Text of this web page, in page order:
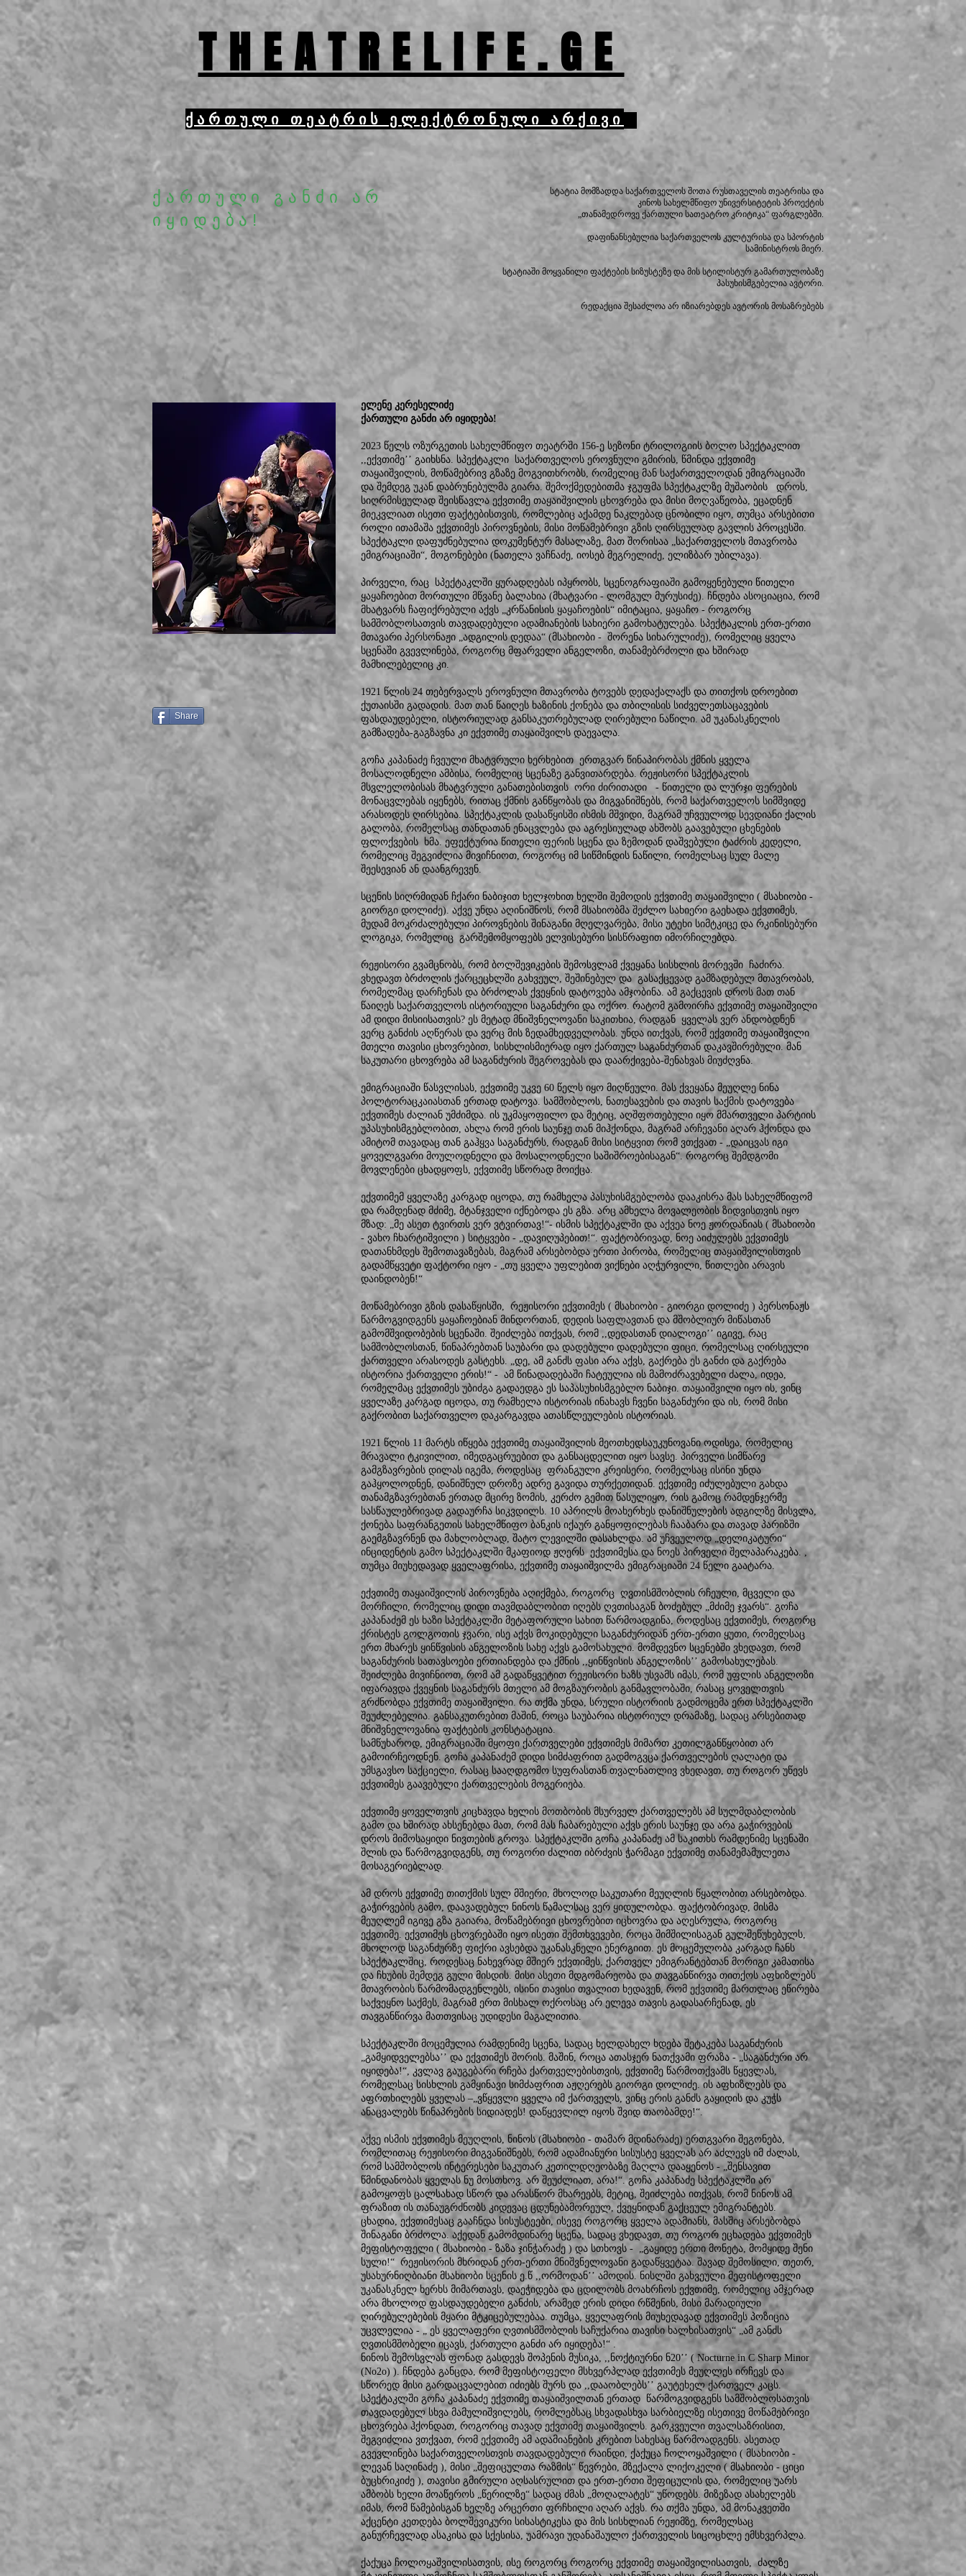
THEATRELIFE.GE
ქართული თეატრის ელექტრონული არქივი
ქართული განძი არ
იყიდება!
სტატია მომზადდა საქართველოს შოთა რუსთაველის თეატრისა და
კინოს სახელმწიფო უნივერსიტეტის პროექტის
„თანამედროვე ქართული სათეატრო კრიტიკა“ ფარგლებში.
დაფინანსებულია საქართველოს კულტურისა და სპორტის
სამინისტროს მიერ.
სტატიაში მოყვანილი ფაქტების სიზუსტეზე და მის სტილისტურ გამართულობაზე
პასუხისმგებელია ავტორი.
რედაქცია შესაძლოა არ იზიარებდეს ავტორის მოსაზრებებს
Share
ელენე კერესელიძე
ქართული განძი არ იყიდება!
2023 წელს ოზურგეთის სახელმწიფო თეატრში 156-ე სეზონი ტრილოგიის ბოლო სპექტაკლით
,,ექვთიმე’’ გაიხსნა. სპექტაკლი საქართველოს ეროვნული გმირის, წმინდა ექვთიმე
თაყაიშვილის, მოწამებრივ გზაზე მოგვითხრობს, რომელიც მან საქართველოდან ემიგრაციაში
და შემდეგ უკან დაბრუნებულმა გიარა. შემოქმედებითმა ჯგუფმა სპექტაკლზე მუშაობის დროს,
სიღრმისეულად შეისწავლა ექვთიმე თაყაიშვილის ცხოვრება და მისი მოღვაწეობა, ეცადნენ
მიეკვლიათ ისეთი ფაქტებისთვის, რომლებიც აქამდე ნაკლებად ცნობილი იყო, თუმცა არსებითი
როლი ითამაშა ექვთიმეს პიროვნების, მისი მოწამებრივი გზის ღირსეულად გავლის პროცესში.
სპექტაკლი დაფუძნებულია დოკუმენტურ მასალაზე, მათ შორისაა „საქართველოს მთავრობა
ემიგრაციაში“, მოგონებები (ნათელა ვაჩნაძე, იოსებ მეგრელიძე, ელიზბარ უბილავა).
პირველი, რაც სპექტაკლში ყურადღებას იპყრობს, სცენოგრაფიაში გამოყენებული წითელი
ყაყაჩოებით მორთული მწვანე ბალახია (მხატვარი - ლომგულ მურუსიძე). ჩნდება ასოციაცია, რომ
მხატვარს ჩაფიქრებული აქვს „კრწანისის ყაყაჩოების“ იმიტაცია, ყაყაჩო - როგორც
სამშობლოსათვის თავდადებული ადამიანების სახიერი გამოხატულება. სპექტაკლის ერთ-ერთი
მთავარი პერსონაჟი „ადგილის დედაა“ (მსახიობი - შორენა სიხარულიძე), რომელიც ყველა
სცენაში გვევლინება, როგორც მფარველი ანგელოზი, თანამებრძოლი და ხშირად
მამხილებელიც კი.
1921 წლის 24 თებერვალს ეროვნული მთავრობა ტოვებს დედაქალაქს და თითქოს დროებით
ქუთაისში გადადის. მათ თან წაიღეს ხაზინის ქონება და თბილისის სიძველეთსაცავების
ფასდაუდებელი, ისტორიულად განსაკუთრებულად ღირებული ნაწილი. ამ უკანასკნელის
გამზადება-გაგზავნა კი ექვთიმე თაყაიშვილს დაევალა.
გოჩა კაპანაძე ჩვეული მხატვრული ხერხებით ერთგვარ წინაპირობას ქმნის ყველა
მოსალოდნელი ამბისა, რომელიც სცენაზე განვითარდება. რეჟისორი სპექტაკლის
მსვლელობისას მხატვრული განათებისთვის ორი ძირითადი - წითელი და ლურჯი ფერების
მონაცვლებას იყენებს, რითაც ქმნის განწყობას და მიგვანიშნებს, რომ საქართველოს სიმშვიდე
არასოდეს ღირსებია. სპექტაკლის დასაწყისში ისმის მშვიდი, მაგრამ უჩვეულოდ სევდიანი ქალის
გალობა, რომელსაც თანდათან ენაცვლება და აგრესიულად ახშობს გაავებული ცხენების
ფლოქვების ხმა. ეფექტურია წითელი ფერის სცენა და ზემოდან დაშვებული ტაძრის კედელი,
რომელიც შეგვიძლია მივიჩნიოთ, როგორც იმ სიწმინდის ნაწილი, რომელსაც სულ მალე
შეესევიან ან დაანგრევენ.
სცენის სიღრმიდან ჩქარი ნაბიჯით ხელჯოხით ხელში შემოდის ექვთიმე თაყაიშვილი ( მსახიობი -
გიორგი დოლიძე). აქვე უნდა აღინიშნოს, რომ მსახიობმა შეძლო სახიერი გაეხადა ექვთიმეს,
მუდამ მოკრძალებული პიროვნების შინაგანი მღელვარება, მისი უტეხი სიმტკიცე და რკინისებური
ლოგიკა, რომელიც გარშემომყოფებს ელვისებური სისწრაფით იმორჩილებდა.
რეჟისორი გვამცნობს, რომ ბოლშევიკების შემოსვლამ ქვეყანა სისხლის მორევში ჩაძირა.
ვხედავთ ბრძოლის ქარცეცხლში გახვეულ, შეშინებულ და გასაქცევად გამზადებულ მთავრობას,
რომელმაც დარჩენას და ბრძოლას ქვეყნის დატოვება ამჯობინა. ამ გაქცევის დროს მათ თან
წაიღეს საქართველოს ისტორიული საგანძური და ოქრო. რატომ გამოირჩა ექვთიმე თაყაიშვილი
ამ დიდი მისიისათვის? ეს მეტად მნიშვნელოვანი საკითხია, რადგან ყველას ვერ ანდობდნენ
ვერც განძის აღწერას და ვერც მის ზედამხედველობას. უნდა ითქვას, რომ ექვთიმე თაყაიშვილი
მთელი თავისი ცხოვრებით, სისხლისმიერად იყო ქართულ საგანძურთან დაკავშირებული. მან
საკუთარი ცხოვრება ამ საგანძურის შეგროვებას და დაარქივება-შენახვას მიუძღვნა.
ემიგრაციაში წასვლისას, ექვთიმე უკვე 60 წელს იყო მიღწეული. მას ქვეყანა მეუღლე ნინა
პოლტორაცკაიასთან ერთად დატოვა. სამშობლოს, ნათესავების და თავის საქმის დატოვება
ექვთიმეს ძალიან უმძიმდა. ის უკმაყოფილო და მეტიც, აღშფოთებული იყო მმართველი პარტიის
უპასუხისმგებლობით, ახლა რომ ერის საუნჯე თან მიჰქონდა, მაგრამ არჩევანი აღარ ჰქონდა და
ამიტომ თავადაც თან გაჰყვა საგანძურს, რადგან მისი სიტყვით რომ ვთქვათ - „დაიცვას იგი
ყოველგვარი მოულოდნელი და მოსალოდნელი საშიშროებისაგან“. როგორც შემდგომი
მოვლენები ცხადყოფს, ექვთიმე სწორად მოიქცა.
ექვთიმემ ყველაზე კარგად იცოდა, თუ რამხელა პასუხისმგებლობა დააკისრა მას სახელმწიფომ
და რამდენად მძიმე, მტანჯველი იქნებოდა ეს გზა. არც ამხელა მოვალეობის ზიდვისთვის იყო
მზად: „მე ასეთ ტვირთს ვერ ვტვირთავ!“- ისმის სპექტაკლში და აქვეა ნოე ჟორდანიას ( მსახიობი
- ვახო ჩხარტიშვილი ) სიტყვები - „დავიღუპებით!“. ფაქტობრივად, ნოე აიძულებს ექვთიმეს
დათანხმდეს შემოთავაზებას, მაგრამ არსებობდა ერთი პირობა, რომელიც თაყაიშვილისთვის
გადამწყვეტი ფაქტორი იყო - „თუ ყველა უფლებით ვიქნები აღჭურვილი, წითლები არავის
დაინდობენ!“
მოწამებრივი გზის დასაწყისში, რეჟისორი ექვთიმეს ( მსახიობი - გიორგი დოლიძე ) პერსონაჟს
წარმოგვიდგენს ყაყაჩოებიან მინდორთან, დედის საფლავთან და მშობლიურ მიწასთან
გამომშვიდობების სცენაში. შეიძლება ითქვას, რომ ,,დედასთან დიალოგი’’ იგივე, რაც
სამშობლოსთან, წინაპრებთან საუბარი და დადებული დადებული ფიცი, რომელსაც ღირსეული
ქართველი არასოდეს გასტეხს. „დე, ამ განძს ფასი არა აქვს, გაქრება ეს განძი და გაქრება
ისტორია ქართველი ერის!“ - ამ წინადადებაში ჩატეულია ის მამოძრავებელი ძალა, იდეა,
რომელმაც ექვთიმეს უბიძგა გადაედგა ეს საპასუხისმგებლო ნაბიჯი. თაყაიშვილი იყო ის, ვინც
ყველაზე კარგად იცოდა, თუ რამხელა ისტორიას ინახავს ჩვენი საგანძური და ის, რომ მისი
გაქრობით საქართველო დაკარგავდა ათასწლეულების ისტორიას.
1921 წლის 11 მარტს იწყება ექვთიმე თაყაიშვილის მეოთხედსაუკუნოვანი ოდისეა, რომელიც
მრავალი ტკივილით, იმედგაცრუებით და განსაცდელით იყო სავსე. პირველი სიმწარე
გამგზავრების დილას იგემა, როდესაც ფრანგული კრეისერი, რომელსაც ისინი უნდა
გაჰყოლოდნენ, დანიშნულ დროზე ადრე გავიდა თურქეთიდან. ექვთიმე იძულებული გახდა
თანამგზავრებთან ერთად მცირე ზომის, კერძო გემით წასულიყო, რის გამოც რამდენჯერმე
სასწაულებრივად გადაურჩა სიკვდილს. 10 აპრილს მოახერხეს დანიშნულების ადგილზე მისვლა,
ქონება საფრანგეთის სახელმწიფო ბანკის იქაურ განყოფილებას ჩააბარა და თავად პარიზში
გაემგზავრნენ და მახლობლად, შატო ლევილში დასახლდა. ამ უჩვეულოდ „დელიკატური“
ინციდენტის გამო სპექტაკლში მკაფიოდ ჟღერს ექვთიმესა და ნოეს პირველი შელაპარაკება. ,
თუმცა მიუხედავად ყველაფრისა, ექვთიმე თაყაიშვილმა ემიგრაციაში 24 წელი გაატარა.
ექვთიმე თაყაიშვილის პიროვნება აღიქმება, როგორც ღვთისმშობლის რჩეული, მცველი და
მორჩილი, რომელიც დიდი თავმდაბლობით იღებს ღვთისაგან ბოძებულ „მძიმე ჯვარს“. გოჩა
კაპანაძემ ეს ხაზი სპექტაკლში მეტაფორული სახით წარმოადგინა, როდესაც ექვთიმეს, როგორც
ქრისტეს გოლგოთის ჯვარი, ისე აქვს მოკიდებული საგანძურიდან ერთ-ერთი ყუთი, რომელსაც
ერთ მხარეს ყინწვისის ანგელოზის სახე აქვს გამოსახული. მომდევნო სცენებში ვხედავთ, რომ
საგანძურის სათავსოები ერთიანდება და ქმნის ,,ყინწვისის ანგელოზის’’ გამოსახულებას.
შეიძლება მივიჩნიოთ, რომ ამ გადაწყვეტით რეჟისორი ხაზს უსვამს იმას, რომ უფლის ანგელოზი
იფარავდა ქვეყნის საგანძურს მთელი ამ მოგზაურობის განმავლობაში, რასაც ყოველთვის
გრძნობდა ექვთიმე თაყაიშვილი. რა თქმა უნდა, სრული ისტორიის გადმოცემა ერთ სპექტაკლში
შეუძლებელია. განსაკუთრებით მაშინ, როცა საუბარია ისტორიულ დრამაზე, სადაც არსებითად
მნიშვნელოვანია ფაქტების კონსტატაცია.
სამწუხაროდ, ემიგრაციაში მყოფი ქართველები ექვთიმეს მიმართ კეთილგანწყობით არ
გამოირჩეოდნენ. გოჩა კაპანაძემ დიდი სიმძაფრით გადმოგვცა ქართველების ღალატი და
უმსგავსო საქციელი, რასაც სააღდგომო სუფრასთან თვალნათლივ ვხედავთ, თუ როგორ უწევს
ექვთიმეს გაავებული ქართველების მოგერიება.
ექვთიმე ყოველთვის კიცხავდა ხელის მოთბობის მსურველ ქართველებს ამ სულმდაბლობის
გამო და ხშირად ახსენებდა მათ, რომ მას ჩაბარებული აქვს ერის საუნჯე და არა გაჭირვების
დროს მიმოსაყიდი ნივთების გროვა. სპექტაკლში გოჩა კაპანაძე ამ საკითხს რამდენიმე სცენაში
შლის და წარმოგვიდგენს, თუ როგორი ძალით იბრძვის ჭარმაგი ექვთიმე თანამემამულეთა
მოსაგერიებლად.
ამ დროს ექვთიმე თითქმის სულ მშიერი, მხოლოდ საკუთარი მეუღლის წყალობით არსებობდა.
გაჭირვების გამო, დაავადებულ ნინოს წამალსაც ვერ ყიდულობდა. ფაქტობრივად, მისმა
მეუღლემ იგივე გზა გაიარა, მოწამებრივი ცხოვრებით იცხოვრა და აღესრულა, როგორც
ექვთიმე. ექვთიმეს ცხოვრებაში იყო ისეთი შემთხვევები, როცა შიმშილისაგან გულშეწუხებულს,
მხოლოდ საგანძურზე ფიქრი ავსებდა უკანასკნელი ენერგიით. ეს მოცემულობა კარგად ჩანს
სპექტაკლშიც, როდესაც ნახევრად მშიერ ექვთიმეს, ქართველ ემიგრანტებთან მორიგი კამათისა
და ჩხუბის შემდეგ გული მისდის. მისი ასეთი მდგომარეობა და თავგანწირვა თითქოს აფხიზლებს
მთავრობის წარმომადგენლებს, ისინი თავისი თვალით ხედავენ, რომ ექვთიმე მართლაც ეწირება
საქვეყნო საქმეს, მაგრამ ერთ მისხალ ოქროსაც არ ელევა თავის გადასარჩენად, ეს
თავგანწირვა მათთვისაც უდიდესი მაგალითია.
სპექტაკლში მოცემულია რამდენიმე სცენა, სადაც ხელდახელ ხდება შეტაკება საგანძურის
„გამყიდველებსა’’ და ექვთიმეს შორის. მაშინ, როცა ათასჯერ ნათქვამი ფრაზა - „საგანძური არ
იყიდება!“, კვლავ გაუგებარი რჩება ქართველებისთვის, ექვთიმე წარმოთქვამს წყევლას,
რომელსაც სისხლის გამყინავი სიმძაფრით აჟღერებს გიორგი დოლიძე. ის აფხიზლებს და
აფრთხილებს ყველას –„ვწყევლი ყველა იმ ქართველს, ვინც ერის განძს გაყიდის და კუჭს
ანაცვალებს წინაპრების სიდიადეს! დაწყევლილ იყოს შვიდ თაობამდე!“.
აქვე ისმის ექვთიმეს მეუღლის, ნინოს (მსახიობი - თამარ მდინარაძე) ერთგვარი შეგონება,
რომლითაც რეჟისორი მიგვანიშნებს, რომ ადამიანური სისუსტე ყველას არ აძლევს იმ ძალას,
რომ სამშობლოს ინტერესები საკუთარ კეთილდღეობაზე მაღლა დააყენოს - „შენსავით
წმინდანობას ყველას ნუ მოსთხოვ. არ შეუძლიათ, არა!“. გოჩა კაპანაძე სპექტაკლში არ
გამოყოფს ცალსახად სწორ და არასწორ მხარეებს, მეტიც, შეიძლება ითქვას, რომ ნინოს ამ
ფრაზით ის თანაუგრძნობს კიდევაც ცდუნებამორეულ, ქვეყნიდან გაქცეულ ემიგრანტებს.
ცხადია, ექვთიმესაც გააჩნდა სისუსტეები, ისევე როგორც ყველა ადამიანს, მასშიც არსებობდა
შინაგანი ბრძოლა. აქედან გამომდინარე სცენა, სადაც ვხედავთ, თუ როგორ ეცხადება ექვთიმეს
მეფისტოფელი ( მსახიობი - ზაზა ჯინჭარაძე ) და სთხოვს - „გაყიდე ერთი მონეტა, მომყიდე შენი
სული!“ რეჟისორის მხრიდან ერთ-ერთი მნიშვნელოვანი გადაწყვეტაა. შავად შემოსილი, თეთრ,
უსახურნიღბიანი მსახიობი სცენის ე.წ ,,ორმოდან’’ ამოდის. ნისლში გახვეული მეფისტოფელი
უკანასკნელ ხერხს მიმართავს, დაეჭიდება და ცდილობს მოახრჩოს ექვთიმე, რომელიც ამჯერად
არა მხოლოდ ფასდაუდებელი განძის, არამედ ერის დიდი რწმენის, მისი მარადიული
ღირებულებების მყარი მტკიცებულებაა. თუმცა, ყველაფრის მიუხედავად ექვთიმეს პოზიცია
უცვლელია - „ ეს ყველაფერი ღვთისმშობლის საჩუქარია თავისი ხალხისათვის“ „ამ განძს
ღვთისმშობელი იცავს, ქართული განძი არ იყიდება!“ .
ნინოს შემოსვლას ფონად გასდევს შოპენის მუსიკა, ,,ნოქტიურნი ნ20’’ ( Nocturne in C Sharp Minor
(No2o) ). ჩნდება განცდა, რომ მეფისტოფელი მსხვერპლად ექვთიმეს მეუღლეს ირჩევს და
სწორედ მისი გარდაცვალებით იძიებს შურს და ,,დააობლებს’’ გაუტეხელ ქართველ კაცს.
სპექტაკლში გოჩა კაპანაძე ექვთიმე თაყაიშვილთან ერთად წარმოგვიდგენს სამშობლოსათვის
თავდადებულ სხვა მამულიშვილებს, რომლებსაც სხვადასხვა სარბიელზე ისეთივე მოწამებრივი
ცხოვრება ჰქონდათ, როგორიც თავად ექვთიმე თაყაიშვილს. გარკვეული თვალსაზრისით,
შეგვიძლია ვთქვათ, რომ ექვთიმე ამ ადამიანების კრებით სახესაც წარმოადგენს. ასეთად
გვევლინება საქართველოსთვის თავდადებული რაინდი, ქაქუცა ჩოლოყაშვილი ( მსახიობი -
ლევან საღინაძე ), მისი „შეფიცულთა რაზმის“ წევრები, მზექალა ლიქოკელი ( მსახიობი - ციცი
ბუცხრიკიძე ), თავისი გმირული აღსასრულით და ერთ-ერთი შეფიცულის და, რომელიც უარს
ამბობს ხელი მოაწეროს „წერილზე“ სადაც ძმას „მოღალატეს“ უწოდებს. მიზეზად ასახელებს
იმას, რომ წამებისგან ხელზე არცერთი ფრჩხილი აღარ აქვს. რა თქმა უნდა, ამ მონაკვეთში
აქცენტი კეთდება ბოლშევიკური სისასტიკესა და მის სისხლიან რეჟიმზე, რომელსაც
განურჩევლად ასაკისა და სქესისა, უამრავი უდანაშაულო ქართველის სიცოცხლე ემსხვერპლა.
ქაქუცა ჩოლოყაშვილისათვის, ისე როგორც როგორც ექვთიმე თაყაიშვილისათვის, ძალზე